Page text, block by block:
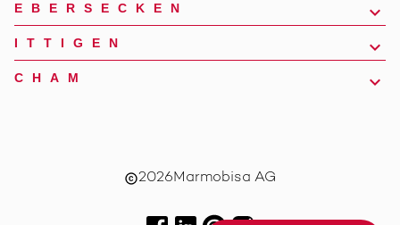
EBERSECKEN
ITTIGEN
CHAM
copyright2026Marmobisa AG